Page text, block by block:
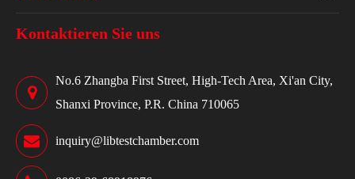
Kontaktieren Sie uns
No.6 Zhangba First Street, High-Tech Area, Xi'an City,
Shanxi Province, P.R. China 710065
inquiry@libtestchamber.com